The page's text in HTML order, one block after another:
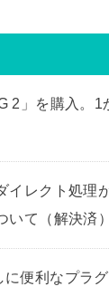
2」を購入。1
イレクト処理
て（解決済）
に便利なプラ